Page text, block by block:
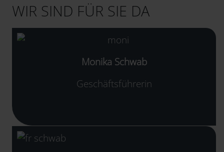
WIR SIND FÜR SIE DA
Monika Schwab
Geschäftsführerin